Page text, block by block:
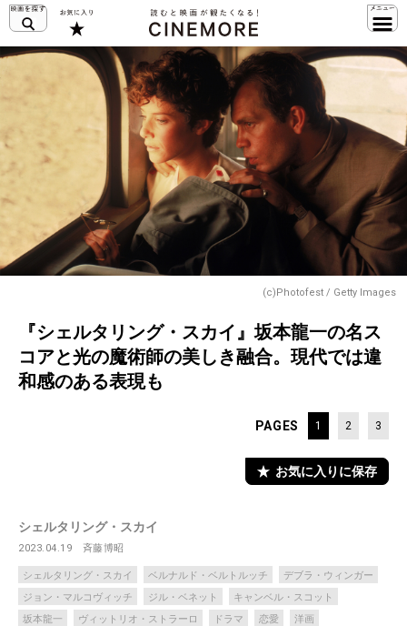
(c)Photofest / Getty Images
『シェルタリング・スカイ』坂本龍一の名ス
コアと光の魔術師の美しき融合。現代では違
和感のある表現も
PAGES 1 2 3
お気に入りに保存
シェルタリング・スカイ
2023.04.19 斉藤博昭
シェルタリング・スカイ ベルナルド・ベルトルッチ
デブラ・ウィンガー
ジョン・マルコヴィッチ
ジル・ベネット
キャンベル・スコット
坂本龍一
ヴィットリオ・ストラーロ ドラマ 恋愛 洋画